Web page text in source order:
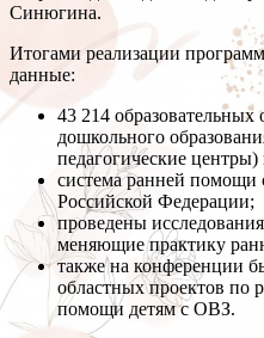
Синюгина.
Итогами реализации
данные:
43 214
дошкольного
педагогические
система ранней помощи
Российской Федерации;
проведены
меняющие практику
также на конференции
областных проектов по
помощи детям с ОВЗ.